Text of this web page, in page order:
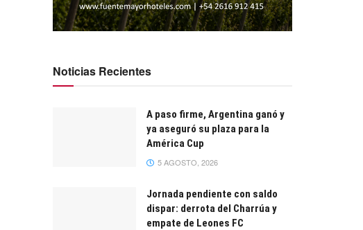
Noticias Recientes
A paso firme, Argentina ganó y
ya aseguró su plaza para la
América Cup
5 AGOSTO, 2026
Jornada pendiente con saldo
dispar: derrota del Charrúa y
empate de Leones FC